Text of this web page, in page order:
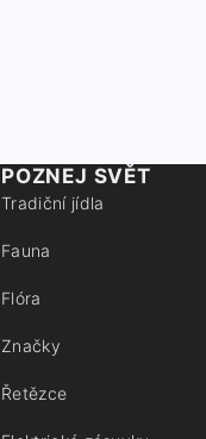
POZNEJ SVĚT
Tradiční jídla
Fauna
Flóra
Značky
Řetězce